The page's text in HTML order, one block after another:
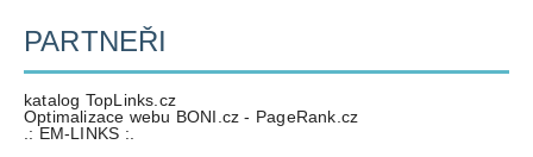
PARTNEŘI
katalog TopLinks.cz
Optimalizace webu BONI.cz - PageRank.cz
.: EM-LINKS :.